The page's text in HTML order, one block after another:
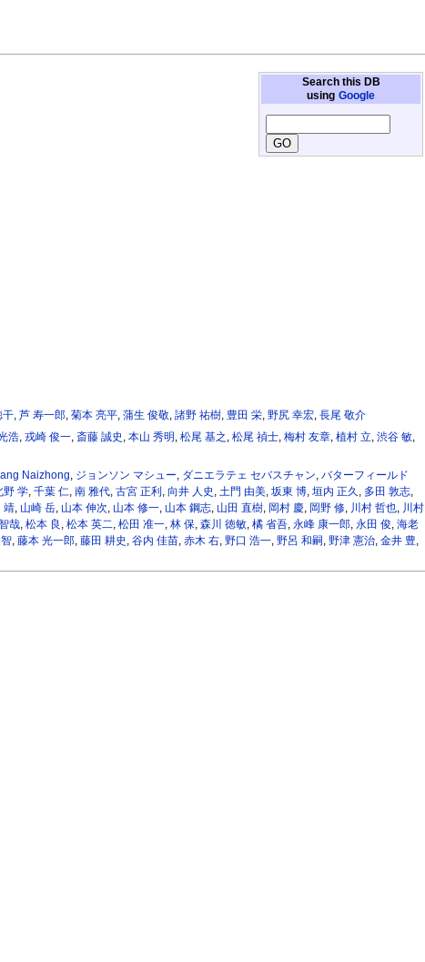
Search this DB
using Google
干,芦 寿一郎,菊本 亮平,蒲生 俊敬,諸野 祐樹, 豊田 栄,野尻 幸宏,長尾 敬介
浩,戎崎 俊一,斎藤 誠史 ,本山 秀明 ,松尾 基之 ,松尾 禎士,梅村 友章,植村 立,渋谷 敏,
Naizhong, ジョンソン マシュー, ダニエラテェ セバスチャン,バターフィールド
野 学, 千葉 仁, 南 雅代, 古宮 正利 , 向井 人史 , 土門 由美, 坂東 博, 垣内 正久 , 多田 敦志,
靖, 山崎 岳, 山本 伸次, 山本 修一, 山本 鋼志, 山田 直樹, 岡村 慶, 岡野 修, 川村 哲也, 川村
哉, 松本 良 , 松本 英二, 松田 准一, 林 保, 森川 徳敏, 橘 省吾, 永峰 康一郎, 永田 俊, 海老
, 藤本 光一郎, 藤田 耕史 , 谷内 佳苗, 赤木 右, 野口 浩一, 野呂 和嗣 , 野津 憲治, 金井 豊,